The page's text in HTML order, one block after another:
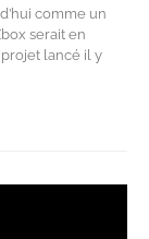
comme un
serait en
projet lancé il y